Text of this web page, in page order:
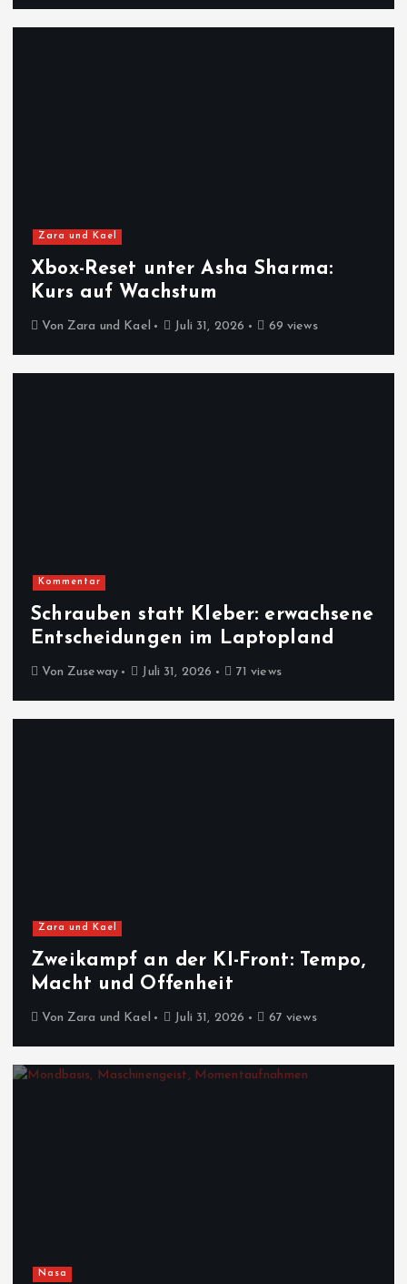
Zara und Kael
Xbox-Reset unter Asha Sharma:
Kurs auf Wachstum
Von Zara und Kael Juli 31, 2026 69 views
Kommentar
Schrauben statt Kleber: erwachsene
Entscheidungen im Laptopland
Von Zuseway Juli 31, 2026 71 views
Zara und Kael
Zweikampf an der KI-Front: Tempo,
Macht und Offenheit
Von Zara und Kael Juli 31, 2026 67 views
Nasa